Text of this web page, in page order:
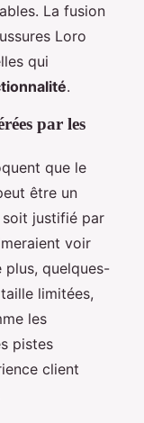
La fusion
Loro
qui
.
par les
que le
être un
soit justifié par
voir
plus, quelques-
limitées,
les
pistes
client